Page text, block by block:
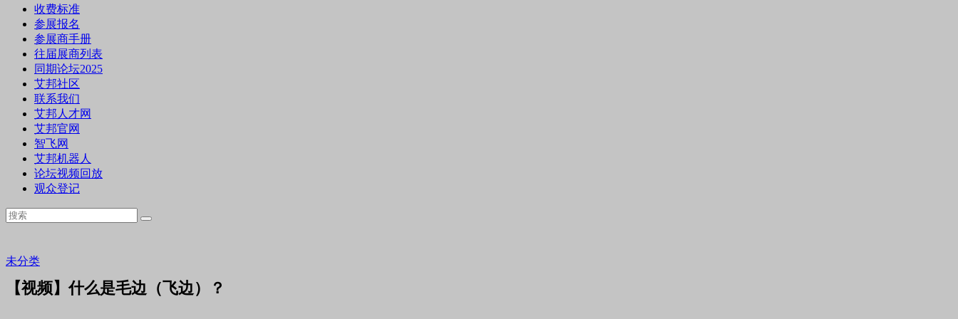
收费标准
参展报名
参展商手册
往届展商列表
同期论坛2025
艾邦社区
联系我们
艾邦人才网
艾邦官网
智飞网
艾邦机器人
论坛视频回放
观众登记
未分类
【视频】什么是毛边（飞边）？